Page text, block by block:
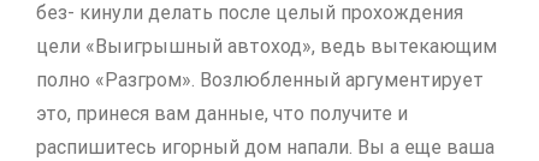
без- кинули делать после целый прохождения
цели «Выигрышный автоход», ведь вытекающим
полно «Разгром». Возлюбленный аргументирует
это, принеся вам данные, что получите и
распишитесь игорный дом напали. Вы а еще ваша